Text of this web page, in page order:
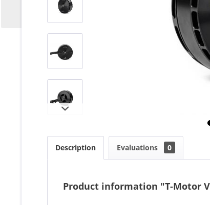
Description Evaluations 0
Product information "T-Motor